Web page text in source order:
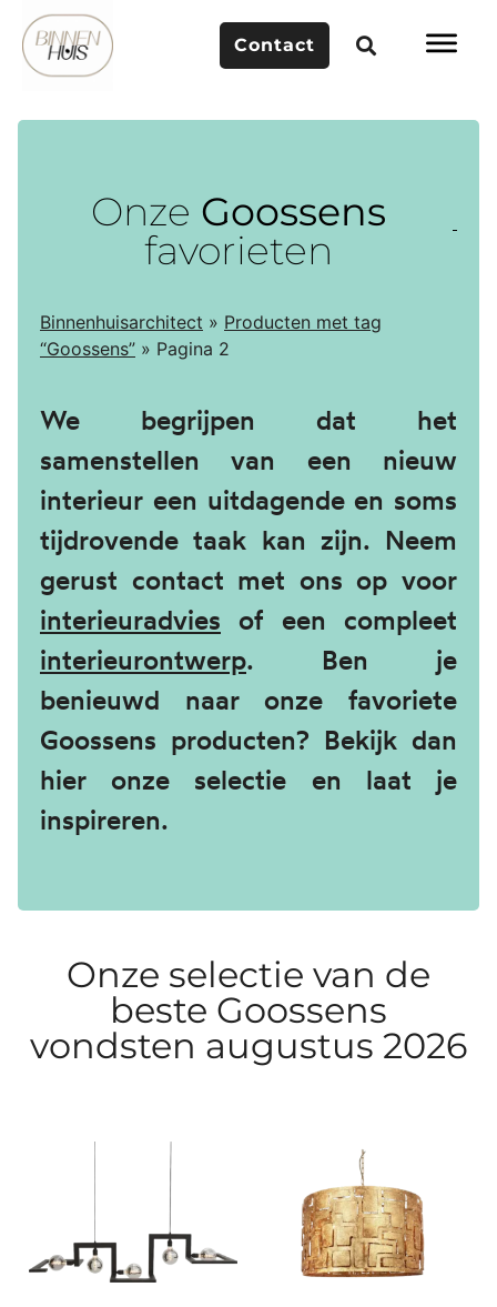
Contact
Onze Goossens
favorieten
Binnenhuisarchitect » Producten met tag
“Goossens” » Pagina 2
We begrijpen dat het
samenstellen van een nieuw
interieur een uitdagende en soms
tijdrovende taak kan zijn. Neem
gerust contact met ons op voor
interieuradvies of een compleet
interieurontwerp. Ben je
benieuwd naar onze favoriete
Goossens producten? Bekijk dan
hier onze selectie en laat je
inspireren.
Onze selectie van de
beste Goossens
vondsten​ augustus 2026